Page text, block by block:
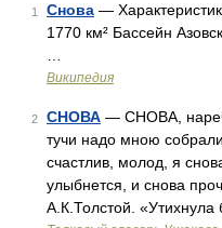
1 Снова —
1770 км² Бассейн
Википедия
2 СНОВА — СНОВА,
тучи надо мною
счастлив, молод, я
улыбнется, и снова
А.К.Толстой. «Утихнула